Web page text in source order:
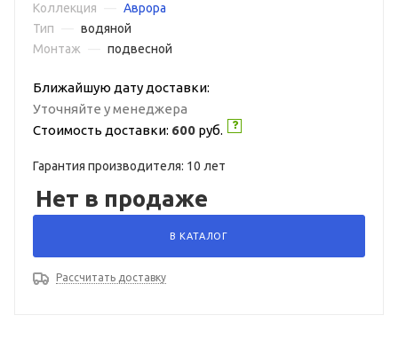
Коллекция
Аврора
Тип
водяной
Монтаж
подвесной
Ближайшую дату доставки:
Уточняйте у менеджера
Стоимость доставки: 600 руб.
Гарантия производителя: 10 лет
Нет в продаже
В КАТАЛОГ
Рассчитать доставку